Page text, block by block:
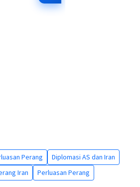
Perang
Diplomasi AS dan Iran
Iran Perluasan Perang